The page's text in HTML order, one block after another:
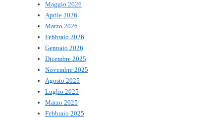
Maggio 2026
Aprile 2026
Marzo 2026
Febbraio 2026
Gennaio 2026
Dicembre 2025
Novembre 2025
Agosto 2025
Luglio 2025
Marzo 2025
Febbraio 2025